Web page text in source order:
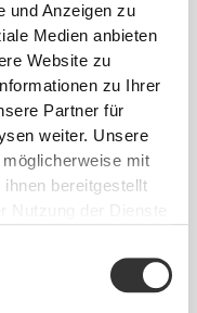
und Anzeigen zu
Medien anbieten
Website zu
zu Ihrer
Partner für
weiter. Unsere
mit
bereitgestellt